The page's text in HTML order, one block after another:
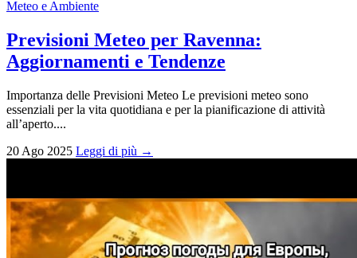
Meteo e Ambiente
Previsioni Meteo per Ravenna:
Aggiornamenti e Tendenze
Importanza delle Previsioni Meteo Le previsioni meteo sono
essenziali per la vita quotidiana e per la pianificazione di attività
all’aperto....
20 Ago 2025 Leggi di più →